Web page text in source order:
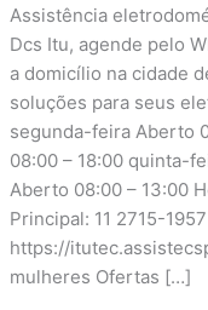
Assistência
Dcs Itu, agende pelo
a domicílio na cidade
soluções para seus
segunda-feira Aberto
08:00 – 18:00 quinta-
Aberto 08:00 – 13:00
Principal: 11 2715-
https://
mulheres Ofertas […]